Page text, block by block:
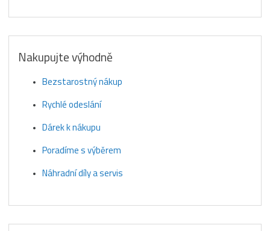
Nakupujte výhodně
Bezstarostný nákup
Rychlé odeslání
Dárek k nákupu
Poradíme s výběrem
Náhradní díly a servis